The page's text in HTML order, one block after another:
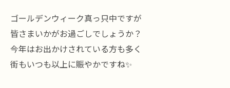
ゴールデンウィーク真っ只中ですが
皆さまいかがお過ごしでしょうか？
今年はお出かけされている方も多く
街もいつも以上に賑やかですね✨